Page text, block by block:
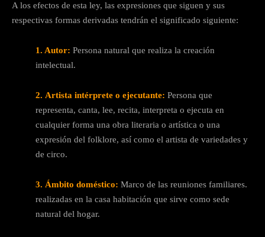
A los efectos de esta ley, las expresiones que siguen y sus
respectivas formas derivadas tendrán el significado siguiente:
1. Autor: Persona natural que realiza la creación
intelectual.
2. Artista intérprete o ejecutante: Persona que
representa, canta, lee, recita, interpreta o ejecuta en
cualquier forma una obra literaria o artística o una
expresión del folklore, así como el artista de variedades y
de circo.
3. Ámbito doméstico: Marco de las reuniones familiares.
realizadas en la casa habitación que sirve como sede
natural del hogar.